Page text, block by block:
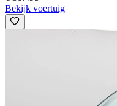
Bekijk voertuig